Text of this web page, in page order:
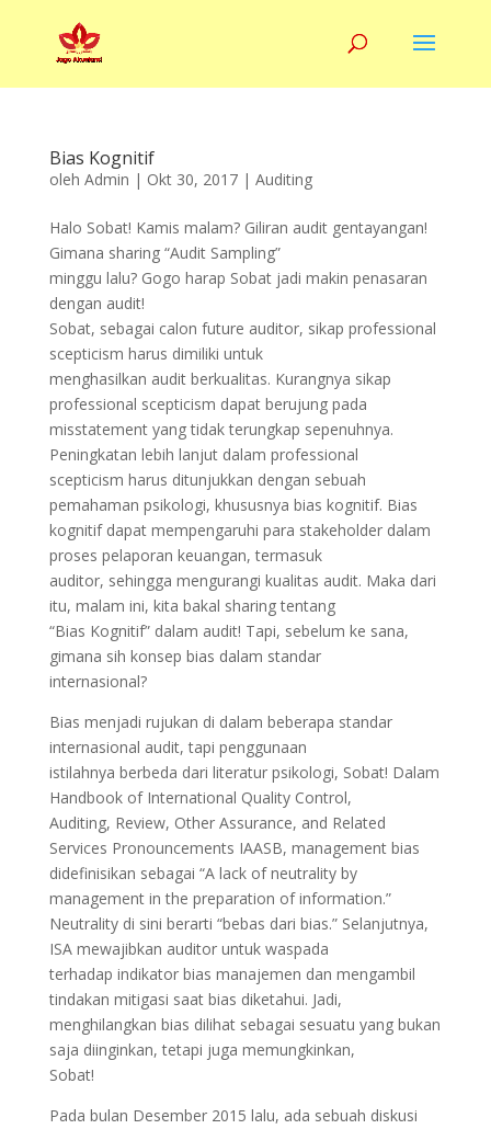
Bias Kognitif
oleh Admin | Okt 30, 2017| Auditing
Halo Sobat! Kamis malam? Giliran audit gentayangan!
Gimana sharing “Audit Sampling”
minggu lalu? Gogo harap Sobat jadi makin penasaran
dengan audit!
Sobat, sebagai calon future auditor, sikap professional
scepticism harus dimiliki untuk
menghasilkan audit berkualitas. Kurangnya sikap
professional scepticism dapat berujung pada
misstatement yang tidak terungkap sepenuhnya.
Peningkatan lebih lanjut dalam professional
scepticism harus ditunjukkan dengan sebuah
pemahaman psikologi, khususnya bias kognitif. Bias
kognitif dapat mempengaruhi para stakeholder dalam
proses pelaporan keuangan, termasuk
auditor, sehingga mengurangi kualitas audit. Maka dari
itu, malam ini, kita bakal sharing tentang
“Bias Kognitif” dalam audit! Tapi, sebelum ke sana,
gimana sih konsep bias dalam standar
internasional?
Bias menjadi rujukan di dalam beberapa standar
internasional audit, tapi penggunaan
istilahnya berbeda dari literatur psikologi, Sobat! Dalam
Handbook of International Quality Control,
Auditing, Review, Other Assurance, and Related
Services Pronouncements IAASB, management bias
didefinisikan sebagai “A lack of neutrality by
management in the preparation of information.”
Neutrality di sini berarti “bebas dari bias.” Selanjutnya,
ISA mewajibkan auditor untuk waspada
terhadap indikator bias manajemen dan mengambil
tindakan mitigasi saat bias diketahui. Jadi,
menghilangkan bias dilihat sebagai sesuatu yang bukan
saja diinginkan, tetapi juga memungkinkan,
Sobat!
Pada bulan Desember 2015 lalu, ada sebuah diskusi